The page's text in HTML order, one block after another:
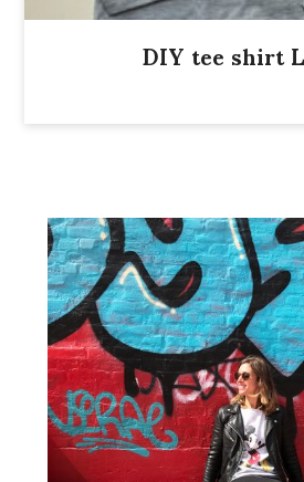
DIY tee shirt